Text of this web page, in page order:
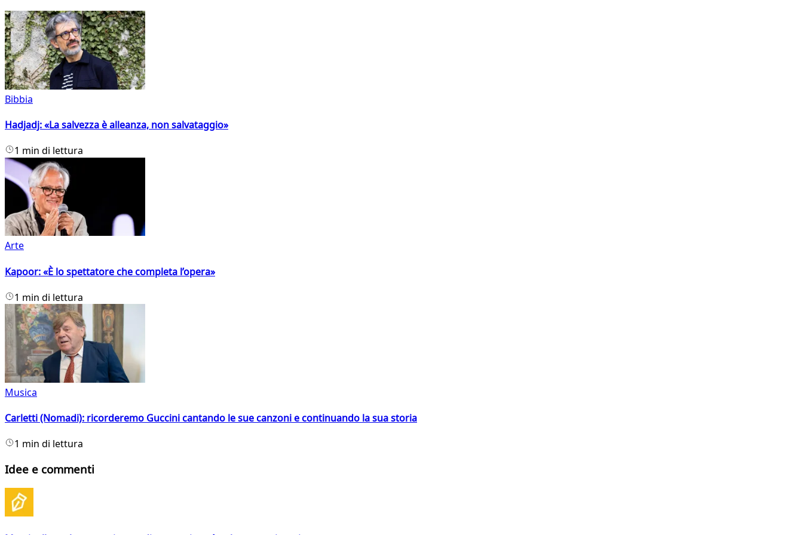
Bibbia
Hadjadj: «La salvezza è alleanza, non salvataggio»
1 min di lettura
Arte
Kapoor: «È lo spettatore che completa l’opera»
1 min di lettura
Musica
Carletti (Nomadi): ricorderemo Guccini cantando le sue canzoni e continuando la sua storia
1 min di lettura
Idee e commenti